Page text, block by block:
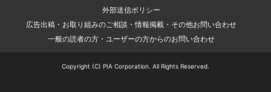
外部送信ポリシー
広告出稿・お取り組みのご相談・情報掲載・その他お問い合わせ
一般の読者の方・ユーザーの方からのお問い合わせ
Copyright (C) PIA Corporation. All Rights Reserved.